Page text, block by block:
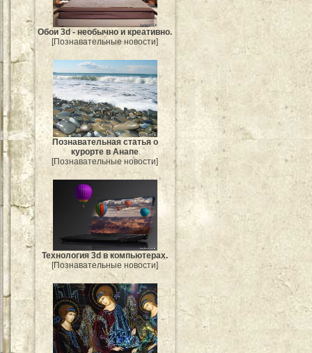
Обои 3d - необычно и креативно.
[Познавательные новости]
Познавательная статья о
курорте в Анапе
[Познавательные новости]
Технология 3d в компьютерах.
[Познавательные новости]